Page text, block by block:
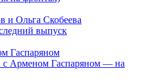
выпуск
Арменом Гаспаряном — на